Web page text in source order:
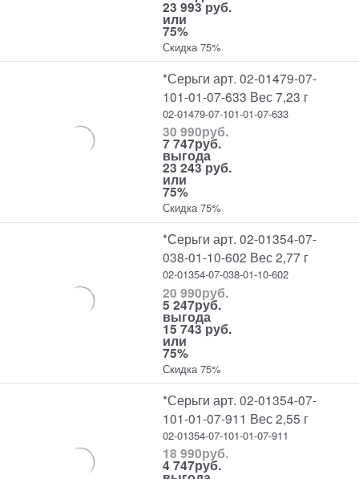
23 993 руб.
или
75%
Скидка 75%
*Серьги арт. 02-01479-07-
101-01-07-633 Вес 7,23 г
02-01479-07-101-01-07-633
30 990руб.
7 747руб.
выгода
23 243 руб.
или
75%
Скидка 75%
*Серьги арт. 02-01354-07-
038-01-10-602 Вес 2,77 г
02-01354-07-038-01-10-602
20 990руб.
5 247руб.
выгода
15 743 руб.
или
75%
Скидка 75%
*Серьги арт. 02-01354-07-
101-01-07-911 Вес 2,55 г
02-01354-07-101-01-07-911
18 990руб.
4 747руб.